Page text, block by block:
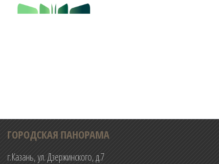
ГОРОДСКАЯ ПАНОРАМА
г.Казань, ул. Дзержинского, д.7